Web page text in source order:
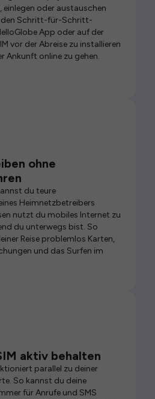
einlegen oder austauschen
den Schritt-für-Schritt-
App oder auf der
vor der Abreise zu installieren
Ankunft online zu gehen.
ohne
du teure
Heimnetzbetreibers
nutzt du mobiles Internet zu
du unterwegs bist. So
Reise problemlos Karten,
und das Surfen im
aktiv behalten
parallel zu deiner
So kannst du deine
für Anrufe und SMS